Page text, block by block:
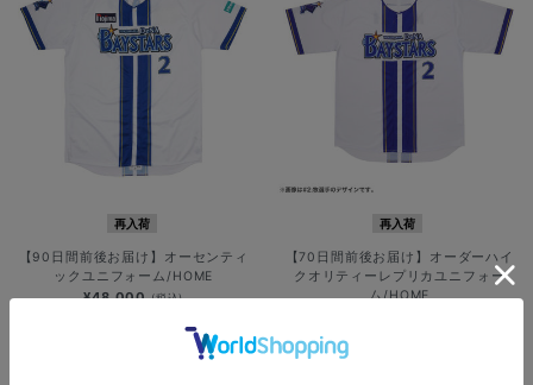
再入荷
【90日間前後お届け】オーセンティ
ックユニフォーム/HOME
¥48,000(税込)
再入荷
【70日間前後お届け】オーダーハイ
クオリティーレプリカユニフォー
ム/HOME